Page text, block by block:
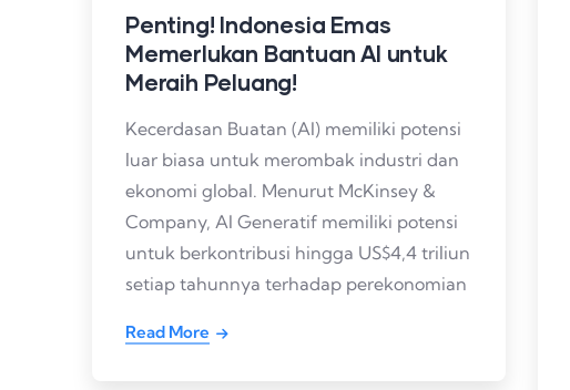
Penting! Indonesia Emas
Memerlukan Bantuan AI untuk
Meraih Peluang!
Kecerdasan Buatan (AI) memiliki potensi
luar biasa untuk merombak industri dan
ekonomi global. Menurut McKinsey &
Company, AI Generatif memiliki potensi
untuk berkontribusi hingga US$4,4 triliun
setiap tahunnya terhadap perekonomian
Read More